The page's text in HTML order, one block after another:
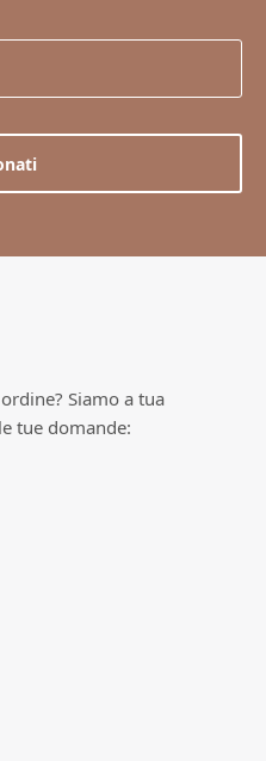
Siamo a tua
tue domande: